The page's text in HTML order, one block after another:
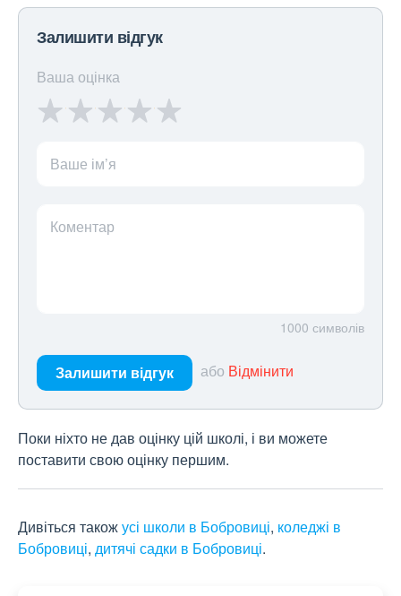
Залишити відгук
Ваша оцінка
Ваше ім’я
Коментар
1000 символів
Залишити відгук або Відмінити
Поки ніхто не дав оцінку цій школі, і ви можете
поставити свою оцінку першим.
Дивіться такожусі школи в Бобровиці, коледжі в
Бобровиці, дитячі садки в Бобровиці.